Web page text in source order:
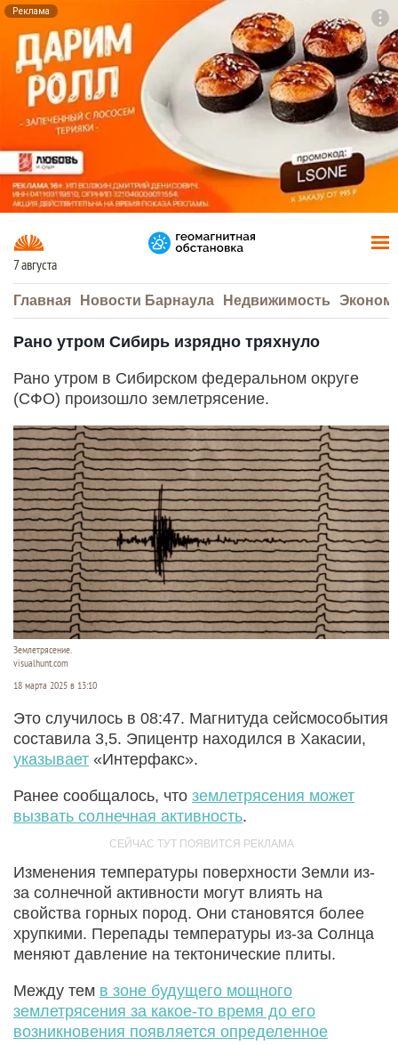
Реклама
7 августа
Главная Новости Барнаула Недвижимость
Рано утром Сибирь изрядно тряхнуло
Рано утром в Сибирском федеральном округе
(СФО) произошло землетрясение.
Землетрясение.
visualhunt.com
18 марта 2025 в 13:10
Это случилось в 08:47. Магнитуда сейсмособытия
составила 3,5. Эпицентр находился в Хакасии,
указывает «Интерфакс».
Ранее сообщалось, что землетрясения может
вызвать солнечная активность.
Изменения температуры поверхности Земли из-
за солнечной активности могут влиять на
свойства горных пород. Они становятся более
хрупкими. Перепады температуры из-за Солнца
меняют давление на тектонические плиты.
Между тем в зоне будущего мощного
землетрясения за какое-то время до его
возникновения появляется определенное